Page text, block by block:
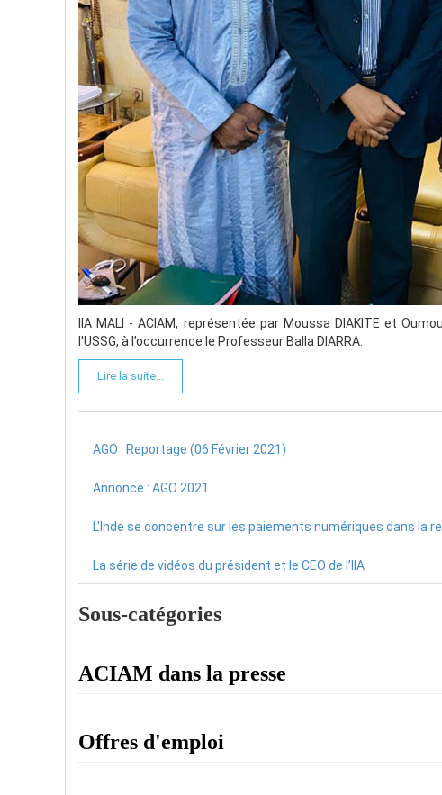
IIA MALI - ACIAM, représentée par Moussa DIAKITE et
l'USSG, à l’occurrence le Professeur Balla DIARRA.
Lire la suite...
AGO : Reportage (06 Février 2021)
Annonce : AGO 2021
L'Inde se concentre sur les paiements numériques dans la
La série de vidéos du président et le CEO de l’IIA
Sous-catégories
ACIAM dans la presse
Offres d'emploi